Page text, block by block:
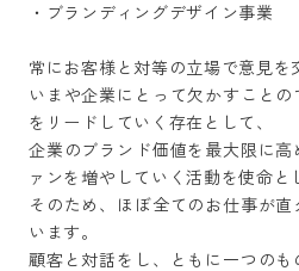
・ブランディングデザイン事業
常にお客様と対等の立場で意見を
いまや企業にとって欠かすことの
をリードしていく存在として、
企業のブランド価値を最大限に
ァンを増やしていく活動を使命と
そのため、ほぼ全てのお仕事が
います。
顧客と対話をし、ともに一つの